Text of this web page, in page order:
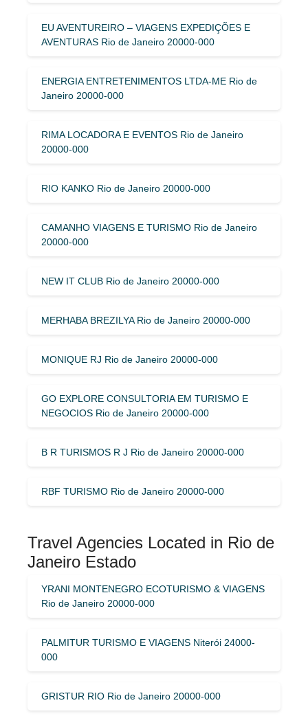
EU AVENTUREIRO – VIAGENS EXPEDIÇÕES E
AVENTURAS Rio de Janeiro 20000-000
ENERGIA ENTRETENIMENTOS LTDA-ME Rio de
Janeiro 20000-000
RIMA LOCADORA E EVENTOS Rio de Janeiro
20000-000
RIO KANKO Rio de Janeiro 20000-000
CAMANHO VIAGENS E TURISMO Rio de Janeiro
20000-000
NEW IT CLUB Rio de Janeiro 20000-000
MERHABA BREZILYA Rio de Janeiro 20000-000
MONIQUE RJ Rio de Janeiro 20000-000
GO EXPLORE CONSULTORIA EM TURISMO E
NEGOCIOS Rio de Janeiro 20000-000
B R TURISMOS R J Rio de Janeiro 20000-000
RBF TURISMO Rio de Janeiro 20000-000
Travel Agencies Located in Rio de
Janeiro Estado
YRANI MONTENEGRO ECOTURISMO & VIAGENS
Rio de Janeiro 20000-000
PALMITUR TURISMO E VIAGENS Niterói 24000-
000
GRISTUR RIO Rio de Janeiro 20000-000